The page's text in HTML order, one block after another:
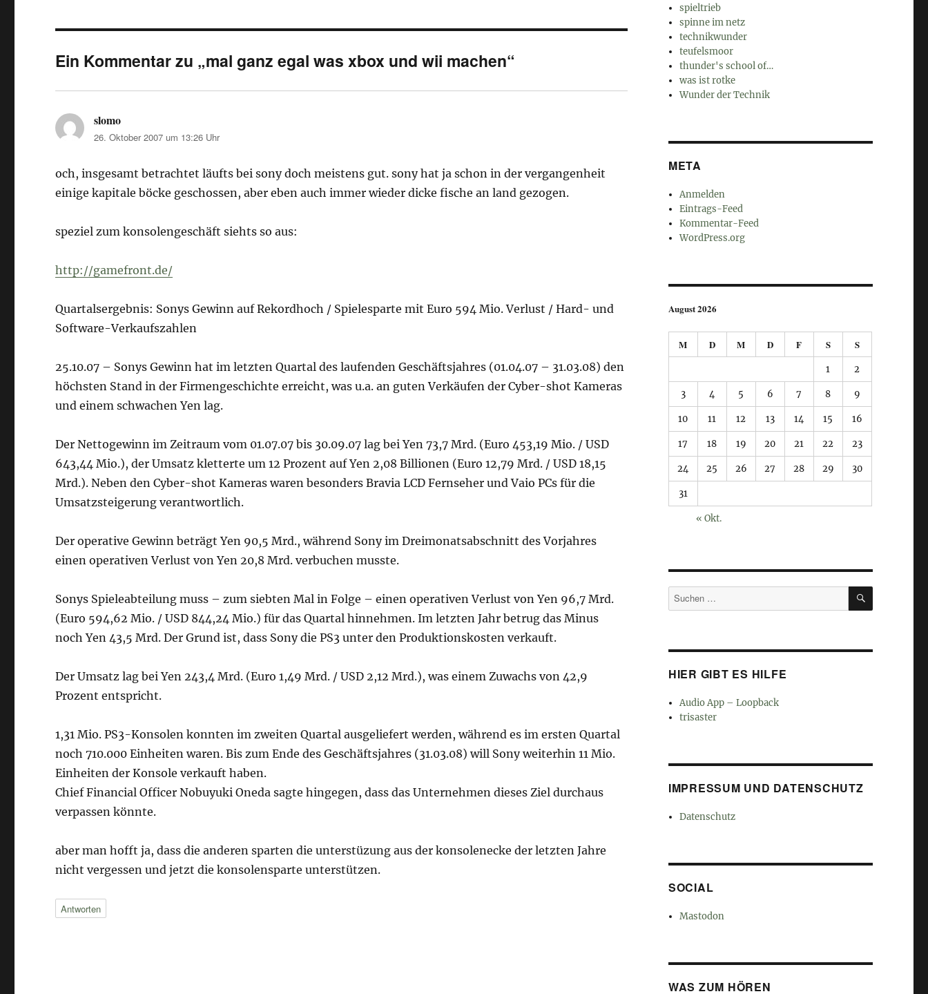
Ein Kommentar zu „mal ganz egal was xbox und wii machen“
slomo
26. Oktober 2007 um 13:26 Uhr
och, insgesamt betrachtet läufts bei sony doch meistens gut. sony hat ja schon in der vergangenheit
einige kapitale böcke geschossen, aber eben auch immer wieder dicke fische an land gezogen.
speziel zum konsolengeschäft siehts so aus:
http://gamefront.de/
Quartalsergebnis: Sonys Gewinn auf Rekordhoch / Spielesparte mit Euro 594 Mio. Verlust / Hard- und
Software-Verkaufszahlen
25.10.07 – Sonys Gewinn hat im letzten Quartal des laufenden Geschäftsjahres (01.04.07 – 31.03.08) den
höchsten Stand in der Firmengeschichte erreicht, was u.a. an guten Verkäufen der Cyber-shot Kameras
und einem schwachen Yen lag.
Der Nettogewinn im Zeitraum vom 01.07.07 bis 30.09.07 lag bei Yen 73,7 Mrd. (Euro 453,19 Mio. / USD
643,44 Mio.), der Umsatz kletterte um 12 Prozent auf Yen 2,08 Billionen (Euro 12,79 Mrd. / USD 18,15
Mrd.). Neben den Cyber-shot Kameras waren besonders Bravia LCD Fernseher und Vaio PCs für die
Umsatzsteigerung verantwortlich.
Der operative Gewinn beträgt Yen 90,5 Mrd., während Sony im Dreimonatsabschnitt des Vorjahres
einen operativen Verlust von Yen 20,8 Mrd. verbuchen musste.
Sonys Spieleabteilung muss – zum siebten Mal in Folge – einen operativen Verlust von Yen 96,7 Mrd.
(Euro 594,62 Mio. / USD 844,24 Mio.) für das Quartal hinnehmen. Im letzten Jahr betrug das Minus
noch Yen 43,5 Mrd. Der Grund ist, dass Sony die PS3 unter den Produktionskosten verkauft.
Der Umsatz lag bei Yen 243,4 Mrd. (Euro 1,49 Mrd. / USD 2,12 Mrd.), was einem Zuwachs von 42,9
Prozent entspricht.
1,31 Mio. PS3-Konsolen konnten im zweiten Quartal ausgeliefert werden, während es im ersten Quartal
noch 710.000 Einheiten waren. Bis zum Ende des Geschäftsjahres (31.03.08) will Sony weiterhin 11 Mio.
Einheiten der Konsole verkauft haben.
Chief Financial Officer Nobuyuki Oneda sagte hingegen, dass das Unternehmen dieses Ziel durchaus
verpassen könnte.
aber man hofft ja, dass die anderen sparten die unterstüzung aus der konsolenecke der letzten Jahre
nicht vergessen und jetzt die konsolensparte unterstützen.
Antworten
spieltrieb
spinne im netz
technikwunder
teufelsmoor
thunder's school of…
was ist rotke
Wunder der Technik
META
Anmelden
Eintrags-Feed
Kommentar-Feed
WordPress.org
August 2026
M D M D F S S
1 2
3 4 5 6 7 8 9
10 11 12 13 14 15 16
17 18 19 20 21 22 23
24 25 26 27 28 29 30
31
« Okt.
Suchen
nach:
SUCHEN
HIER GIBT ES HILFE
Audio App – Loopback
trisaster
IMPRESSUM UND DATENSCHUTZ
Datenschutz
SOCIAL
Mastodon
WAS ZUM HÖREN